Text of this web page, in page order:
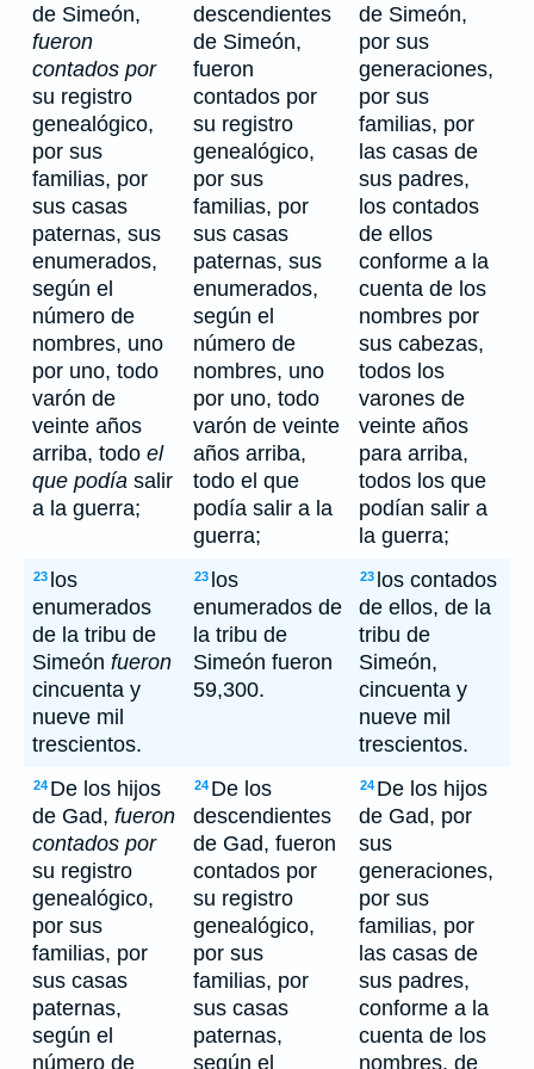
de Simeón,
fueron
contados por
su registro
genealógico,
por sus
familias, por
sus casas
paternas, sus
enumerados,
según el
número de
nombres, uno
por uno, todo
varón de
veinte años
arriba, todo el
que podía salir
a la guerra;
descendientes
de Simeón,
fueron
contados por
su registro
genealógico,
por sus
familias, por
sus casas
paternas, sus
enumerados,
según el
número de
nombres, uno
por uno, todo
varón de veinte
años arriba,
todo el que
podía salir a la
guerra;
de Simeón,
por sus
generaciones,
por sus
familias, por
las casas de
sus padres,
los contados
de ellos
conforme a la
cuenta de los
nombres por
sus cabezas,
todos los
varones de
veinte años
para arriba,
todos los que
podían salir a
la guerra;
23 los
enumerados
de la tribu de
Simeón fueron
cincuenta y
nueve mil
trescientos.
23 los
enumerados de
la tribu de
Simeón fueron
59,300.
23 los contados
de ellos, de la
tribu de
Simeón,
cincuenta y
nueve mil
trescientos.
24 De los hijos
de Gad, fueron
contados por
su registro
genealógico,
por sus
familias, por
sus casas
paternas,
según el
número de
24 De los
descendientes
de Gad, fueron
contados por
su registro
genealógico,
por sus
familias, por
sus casas
paternas,
según el
24 De los hijos
de Gad, por
sus
generaciones,
por sus
familias, por
las casas de
sus padres,
conforme a la
cuenta de los
nombres, de